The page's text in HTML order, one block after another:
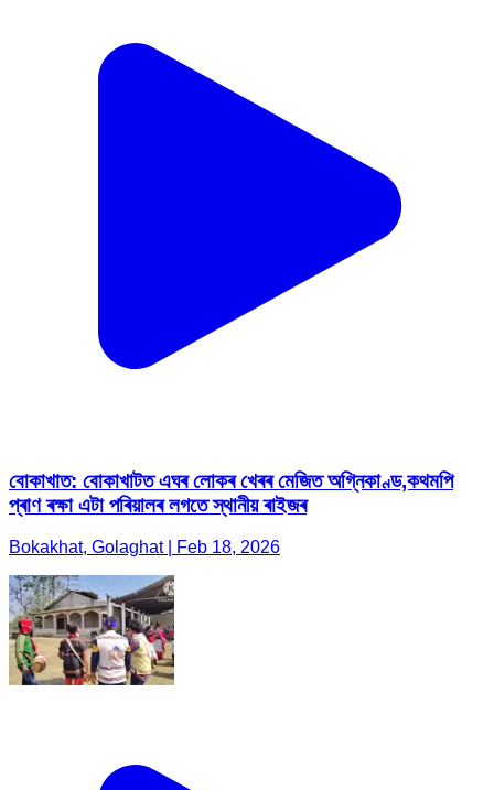
বোকাখাত: বোকাখাটত এঘৰ লোকৰ খেৰৰ মেজিত অগ্নিকাণ্ড,কথমপি
প্ৰাণ ৰক্ষা এটা পৰিয়ালৰ লগতে স্থানীয় ৰাইজৰ
Bokakhat, Golaghat | Feb 18, 2026